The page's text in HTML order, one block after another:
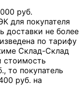
руб.
для покупателя
доставки не более
по тарифу
Склад-Склад
стоимость
то покупатель
руб. на